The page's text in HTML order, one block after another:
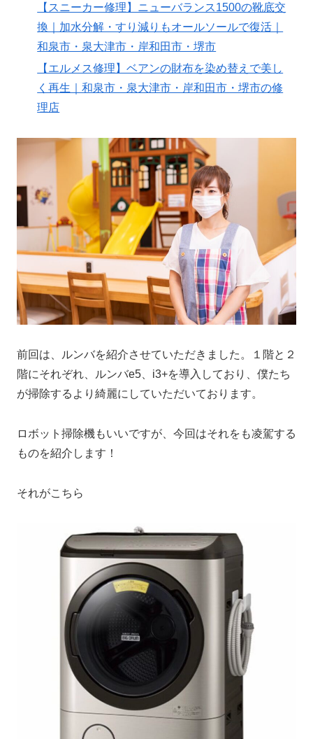
【スニーカー修理】ニューバランス1500の靴底交
換｜加水分解・すり減りもオールソールで復活｜
和泉市・泉大津市・岸和田市・堺市
【エルメス修理】ベアンの財布を染め替えで美し
く再生｜和泉市・泉大津市・岸和田市・堺市の修
理店
前回は、ルンバを紹介させていただきました。１階と２
階にそれぞれ、ルンバe5、i3+を導入しており、僕たち
が掃除するより綺麗にしていただいております。
ロボット掃除機もいいですが、今回はそれをも凌駕する
ものを紹介します！
それがこちら